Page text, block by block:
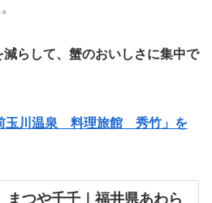
らして、蟹のおいしさに集中で
玉川温泉 料理旅館 秀竹」を
つや千千｜福井県あわら